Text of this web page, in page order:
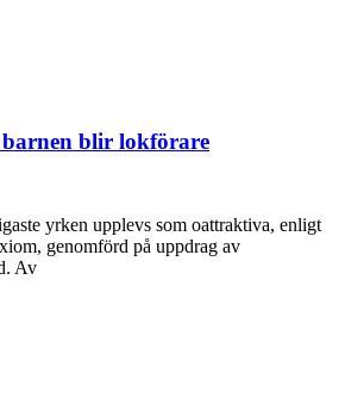
blir lokförare
yrken upplevs som oattraktiva, enligt
genomförd på uppdrag av
Av